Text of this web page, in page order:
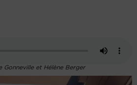
Gonneville et Hélène Berger